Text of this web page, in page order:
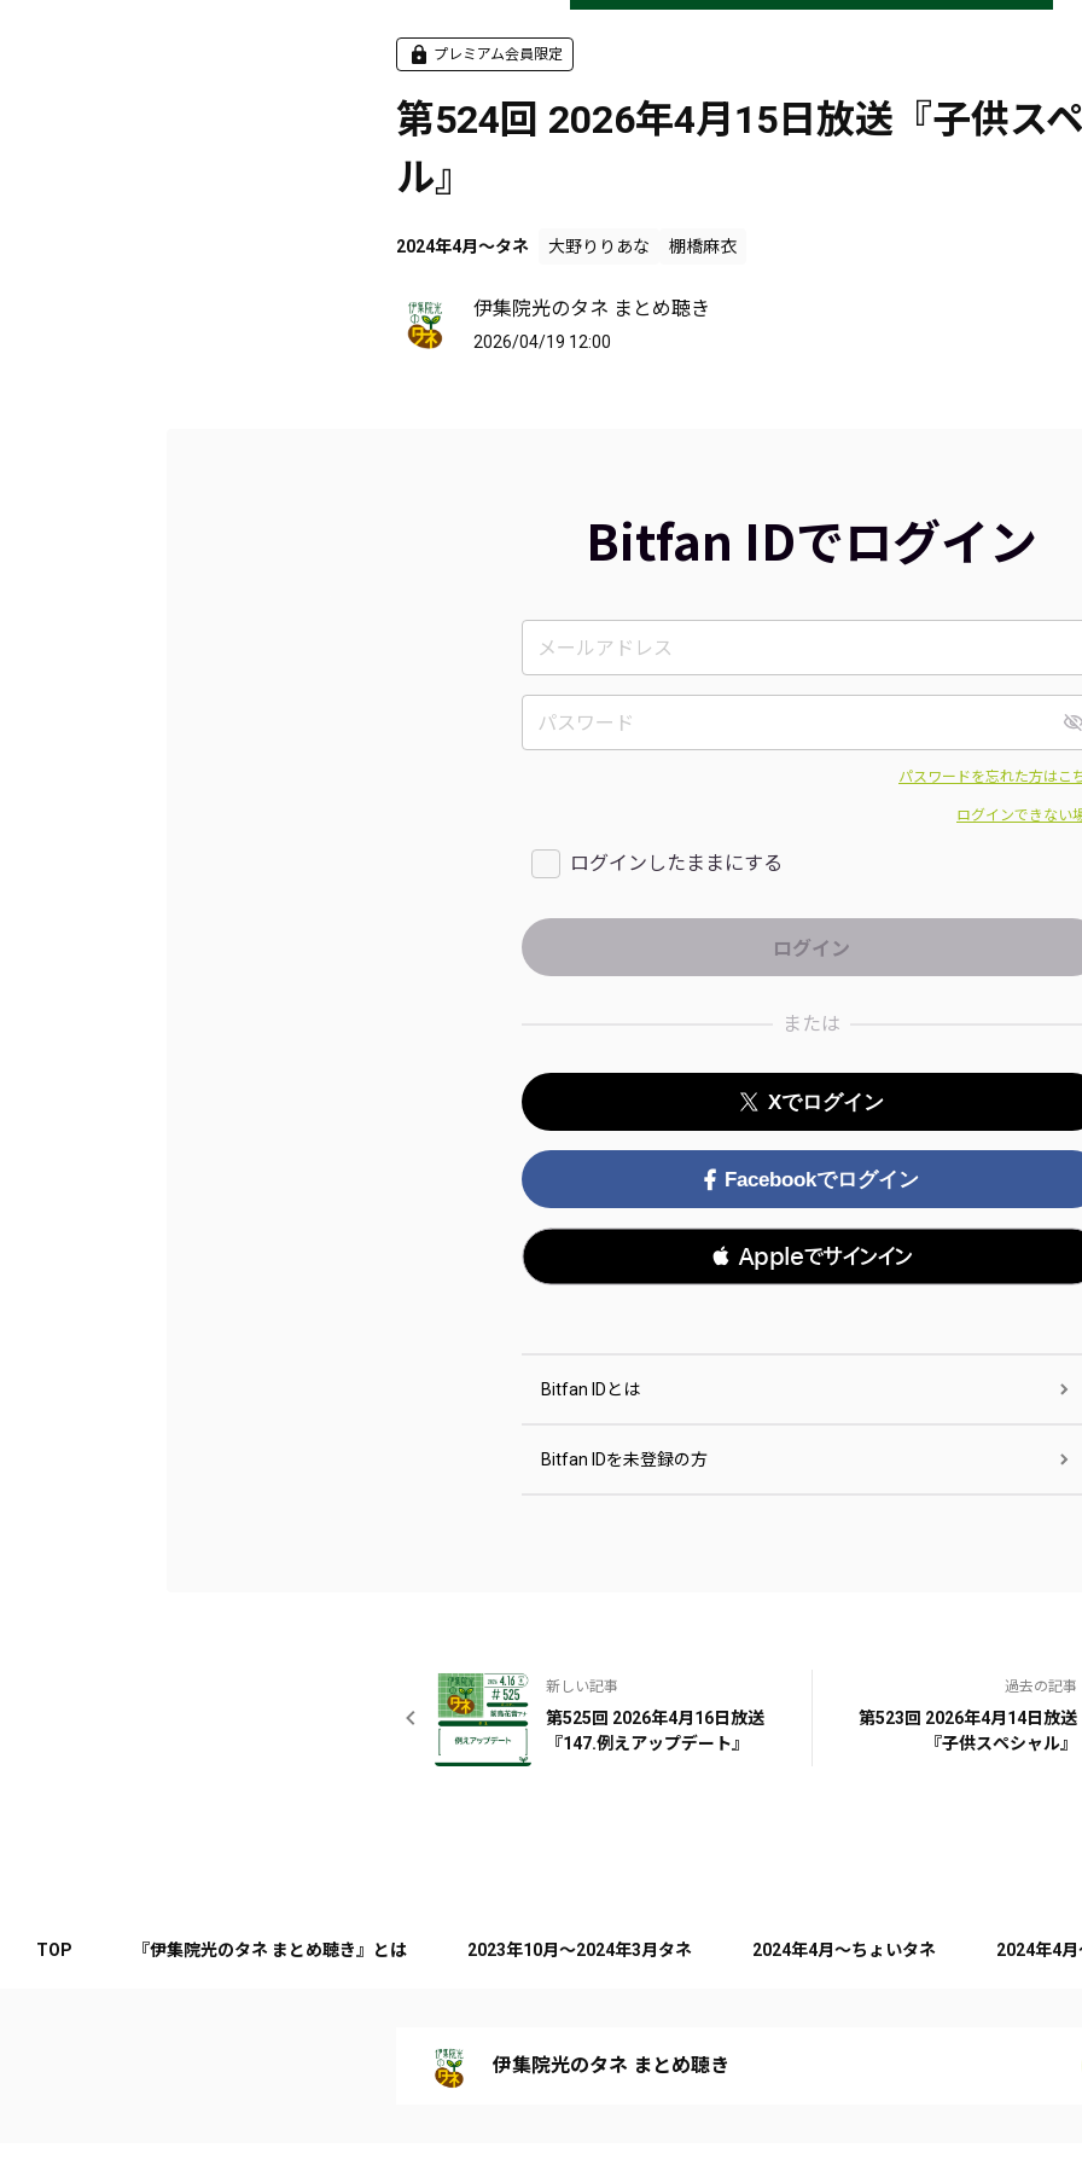
プレミアム会員限定
第524回 2026年4月15日放送『子供ス
ル』
2024年4月～タネ 大野りりあな 棚橋麻衣
伊集院光のタネ まとめ聴き
2026/04/19 12:00
Bitfan IDでログイン
パスワードを忘れた方はこ
ログインできない
ログインしたままにする
または
Xでログイン
Facebookでログイン
 Appleでサインイン
Bitfan IDとは
Bitfan IDを未登録の方
新しい記事
第525回 2026年4月16日放送
『147.例えアップデート』
過去の記事
第523回 2026年4月14日放送
『子供スペシャル』
TOP 『伊集院光のタネ まとめ聴き』とは 2023年10月～2024年3月タネ 2024年4月～ちょいタネ 2024年4月
伊集院光のタネ まとめ聴き